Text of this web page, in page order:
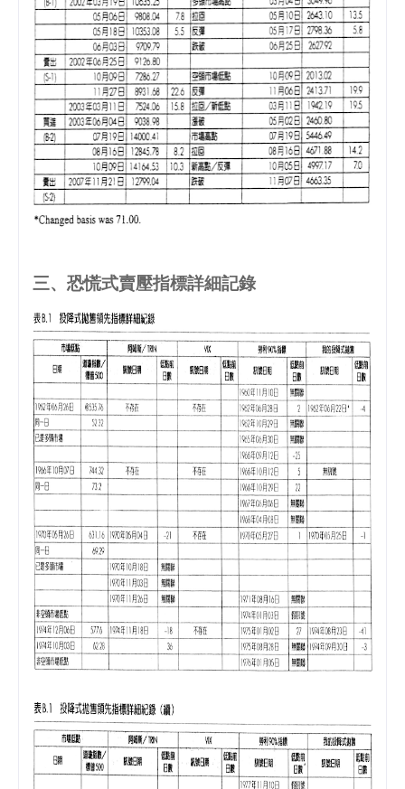
三、恐慌式賣壓指標詳細記錄